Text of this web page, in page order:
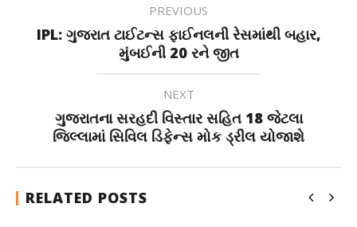
PREVIOUS
IPL: ગુજરાત ટાઈટન્સ ફાઈનલની રેસમાંથી બહાર,
મુંબઈની 20 રને જીત
NEXT
ગુજરાતના સરહદી વિસ્તાર સહિત 18 જેટલા
જિલ્લામાં સિવિલ ડિફેન્સ મોક ડ્રીલ યોજાશે
RELATED POSTS